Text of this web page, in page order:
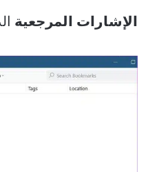
الإشارات المرجعية